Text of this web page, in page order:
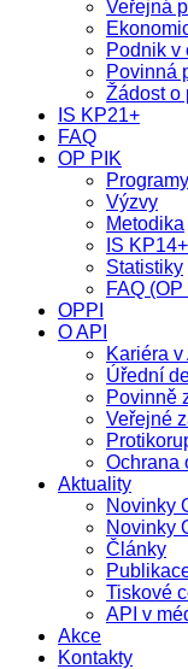
Veřejná
Podnik v
Povinná
Žádost o
IS KP21+
FAQ
OP PIK
Výzvy
Metodika
IS KP14+
Statistiky
FAQ
OPPI
O API
Kariéra v
Úřední
Povinně
Veřejné
Ochrana
Aktuality
Novinky
Novinky
Články
Tiskové
API v
Akce
Kontakty